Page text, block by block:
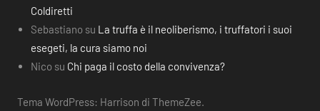
Coldiretti
Sebastiano su La truffa è il neoliberismo, i truffatori i suoi
esegeti, la cura siamo noi
Nico su Chi paga il costo della convivenza?
Tema WordPress: Harrison di ThemeZee.